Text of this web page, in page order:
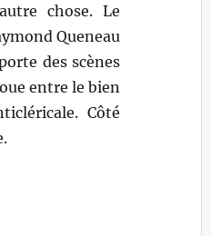
chose. Le
Queneau
des scènes
entre le bien
Côté